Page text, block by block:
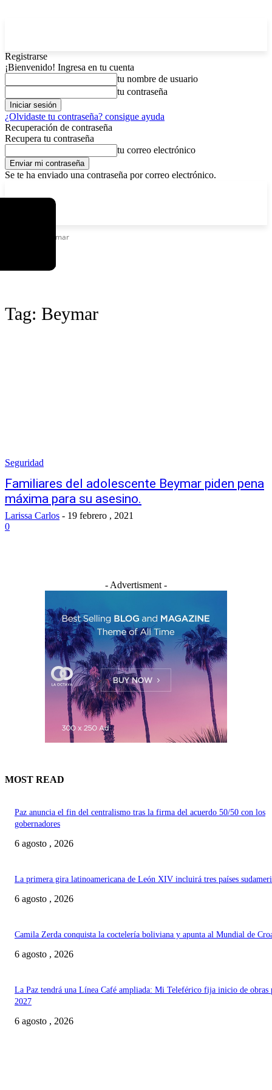
Registrarse
¡Bienvenido! Ingresa en tu cuenta
tu nombre de usuario
tu contraseña
¿Olvidaste tu contraseña? consigue ayuda
Recuperación de contraseña
Recupera tu contraseña
tu correo electrónico
Se te ha enviado una contraseña por correo electrónico.
Beymar
Tag: Beymar
Seguridad
Familiares del adolescente Beymar piden pena
máxima para su asesino.
Larissa Carlos - 19 febrero , 2021
0
- Advertisment -
MOST READ
Paz anuncia el fin del centralismo tras la firma del acuerdo 50/50 con los
gobernadores
6 agosto , 2026
La primera gira latinoamericana de León XIV incluirá tres países
6 agosto , 2026
Camila Zerda conquista la coctelería boliviana y apunta al Mundial de
6 agosto , 2026
La Paz tendrá una Línea Café ampliada: Mi Teleférico fija inicio de obras
2027
6 agosto , 2026